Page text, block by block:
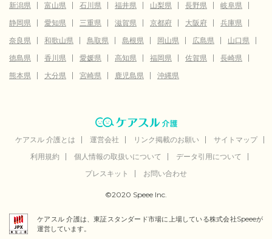
新潟県
富山県 石川県 福井県 山梨県 長野県
岐阜県
静岡県
愛知県 三重県 滋賀県 京都府 大阪府
兵庫県
奈良県
和歌山県 鳥取県 島根県 岡山県 広島県
山口県
徳島県
香川県 愛媛県 高知県 福岡県 佐賀県
長崎県
熊本県
大分県 宮崎県 鹿児島県 沖縄県
ケアスル 介護とは 運営会社 リンク掲載のお願い
サイトマップ
利用規約
個人情報の取扱いについて
データ引用について
プレスキット
お問い合わせ
©2020 Speee Inc.
ケアスル 介護は、東証スタンダード市場に上場している株式会社Speeeが
運営しています。